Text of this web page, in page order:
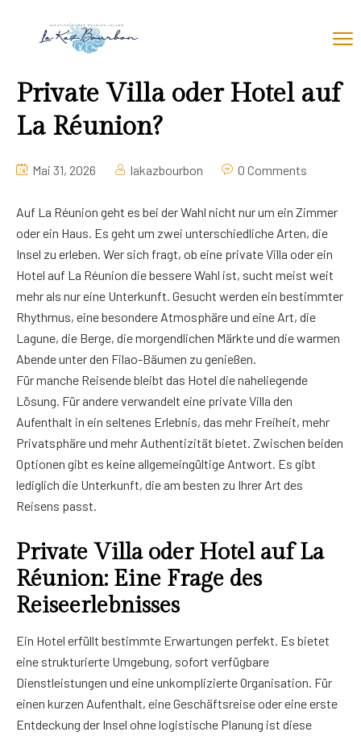
Private Villa oder Hotel auf
La Réunion?
Mai 31, 2026 lakazbourbon 0 Comments
Auf La Réunion geht es bei der Wahl nicht nur um ein Zimmer
oder ein Haus. Es geht um zwei unterschiedliche Arten, die
Insel zu erleben. Wer sich fragt, ob eine private Villa oder ein
Hotel auf La Réunion die bessere Wahl ist, sucht meist weit
mehr als nur eine Unterkunft. Gesucht werden ein bestimmter
Rhythmus, eine besondere Atmosphäre und eine Art, die
Lagune, die Berge, die morgendlichen Märkte und die warmen
Abende unter den Filao-Bäumen zu genießen.
Für manche Reisende bleibt das Hotel die naheliegende
Lösung. Für andere verwandelt eine private Villa den
Aufenthalt in ein seltenes Erlebnis, das mehr Freiheit, mehr
Privatsphäre und mehr Authentizität bietet. Zwischen beiden
Optionen gibt es keine allgemeingültige Antwort. Es gibt
lediglich die Unterkunft, die am besten zu Ihrer Art des
Reisens passt.
Private Villa oder Hotel auf La
Réunion: Eine Frage des
Reiseerlebnisses
Ein Hotel erfüllt bestimmte Erwartungen perfekt. Es bietet
eine strukturierte Umgebung, sofort verfügbare
Dienstleistungen und eine unkomplizierte Organisation. Für
einen kurzen Aufenthalt, eine Geschäftsreise oder eine erste
Entdeckung der Insel ohne logistische Planung ist diese